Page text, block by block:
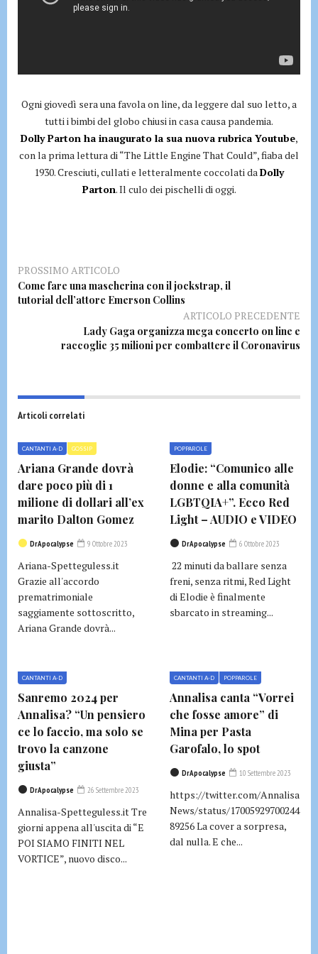
Ogni giovedì sera una favola on line, da leggere dal suo letto, a
tutti i bimbi del globo chiusi in casa causa pandemia.
Dolly Parton ha inaugurato la sua nuova rubrica Youtube,
con la prima lettura di “The Little Engine That Could”, fiaba del
1930. Cresciuti, cullati e letteralmente coccolati daDolly
Parton. Il culo dei pischelli di oggi.
PROSSIMO ARTICOLO
Come fare una mascherina con il jockstrap, il
tutorial dell’attore Emerson Collins
ARTICOLO PRECEDENTE
Lady Gaga organizza mega concerto on line e
raccoglie 35 milioni per combattere il Coronavirus
Articoli correlati
CANTANTI A-D GOSSIP
Ariana Grande dovrà
dare poco più di 1
milione di dollari all’ex
marito Dalton Gomez
DrApocalypse 9 Ottobre 2023
Ariana-Spetteguless.it
Grazie all'accordo
prematrimoniale
saggiamente sottoscritto,
Ariana Grande dovrà...
POPPAROLE
Elodie: “Comunico alle
donne e alla comunità
LGBTQIA+”. Ecco Red
Light – AUDIO e VIDEO
DrApocalypse 6 Ottobre 2023
22 minuti da ballare senza
freni, senza ritmi, Red Light
di Elodie è finalmente
sbarcato in streaming...
CANTANTI A-D
Sanremo 2024 per
Annalisa? “Un pensiero
ce lo faccio, ma solo se
trovo la canzone
giusta”
DrApocalypse 26 Settembre 2023
Annalisa-Spetteguless.it Tre
giorni appena all'uscita di “E
POI SIAMO FINITI NEL
VORTICE”, nuovo disco...
CANTANTI A-D POPPAROLE
Annalisa canta “Vorrei
che fosse amore” di
Mina per Pasta
Garofalo, lo spot
DrApocalypse 10 Settembre 2023
https://twitter.com/Annalisa
News/status/17005929700244
89256 La cover a sorpresa,
dal nulla. E che...